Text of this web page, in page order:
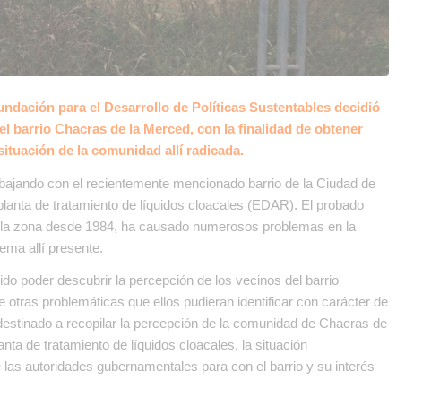
para el Desarrollo de Políticas Sustentables decidió
barrio Chacras de la Merced, con la finalidad de obtener
de la comunidad allí radicada.
con el recientemente mencionado barrio de la Ciudad de
de tratamiento de líquidos cloacales (EDAR). El probado
zona desde 1984, ha causado numerosos problemas en la
allí presente.
poder descubrir la percepción de los vecinos del barrio
otras problemáticas que ellos pudieran identificar con carácter de
a recopilar la percepción de la comunidad de Chacras de
de tratamiento de líquidos cloacales, la situación
autoridades gubernamentales para con el barrio y su interés